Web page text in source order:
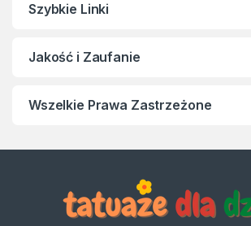
Szybkie Linki
Jakość i Zaufanie
Wszelkie Prawa Zastrzeżone